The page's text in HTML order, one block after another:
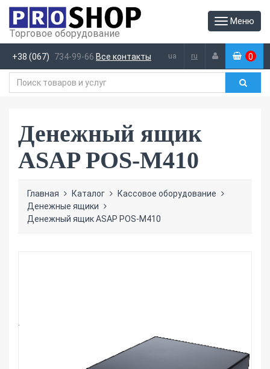
Меню
Торговое оборудование
+38 (067) 734-99-66 Все контакты ua ru (0 )
Денежный ящик
ASAP POS-M410
Главная Каталог
Кассовое оборудование
Денежные ящики
Денежный ящик ASAP POS-M410